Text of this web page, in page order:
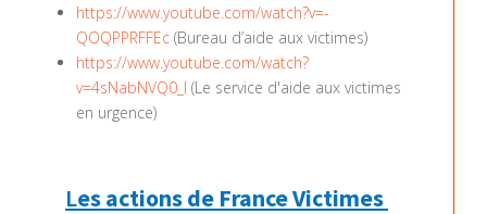
https://www.youtube.com/watch?v=-
QOQPPRFFEc (Bureau d’aide aux victimes)
https://www.youtube.com/watch?
v=4sNabNVQ0_I (Le service d'aide aux victimes
en urgence)
Les actions de France Victimes